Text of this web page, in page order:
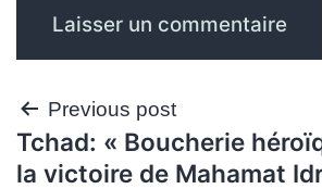
Navigation
de
Previous post
Tchad: « Boucherie
la victoire de Mahamat